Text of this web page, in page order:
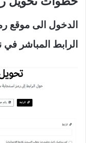
الدخول الى موقع
الرابط المباشر في